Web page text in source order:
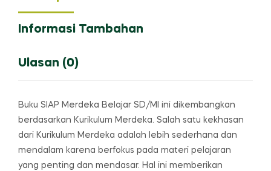
Informasi Tambahan
Ulasan (0)
Buku SIAP Merdeka Belajar SD/MI ini dikembangkan
berdasarkan Kurikulum Merdeka. Salah satu kekhasan
dari Kurikulum Merdeka adalah lebih sederhana dan
mendalam karena berfokus pada materi pelajaran
yang penting dan mendasar. Hal ini memberikan